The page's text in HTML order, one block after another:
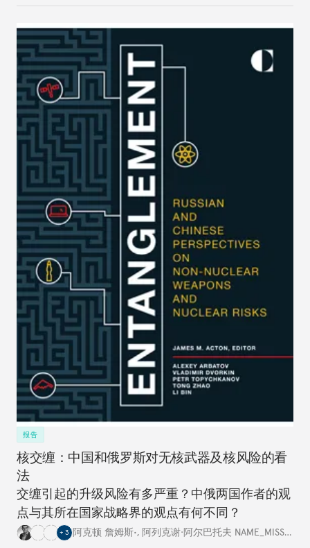
报告
核交缠：中国和俄罗斯对无核武器及核风险的看
法
交缠引起的升级风险有多严重？中俄两国作者的观
点与其所在国家战略界的观点有何不同？
+ 3 阿克顿 詹姆斯•, 阿列克谢·阿尔巴托夫 NAME_MISSING